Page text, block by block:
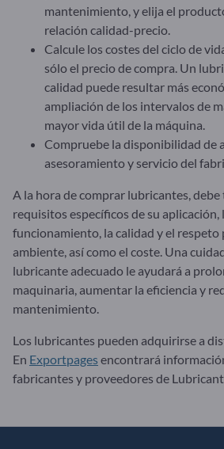
mantenimiento, y elija el
relación calidad-precio.
Calcule los costes del ciclo de
sólo el precio de compra. Un
calidad puede resultar más
ampliación de los intervalos de
mayor vida útil de la máquina.
Compruebe la disponibilidad de
asesoramiento y servicio del
A la hora de comprar lubricantes,
requisitos específicos de su aplicación,
funcionamiento, la calidad y el respeto
ambiente, así como el coste. Una
lubricante adecuado le ayudará a
maquinaria, aumentar la eficiencia y
mantenimiento.
Los lubricantes pueden adquirirse a
En Exportpagesencontrará
fabricantes y proveedores de